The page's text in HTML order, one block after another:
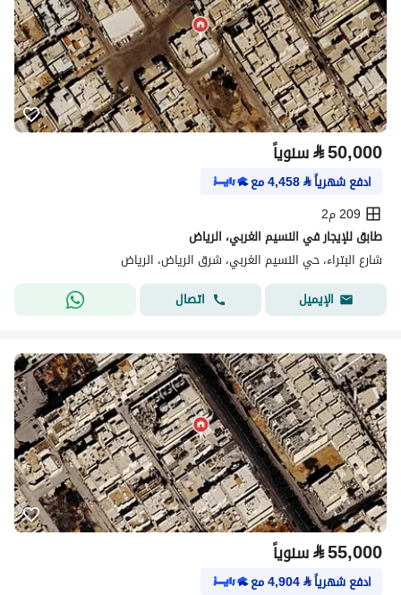
⃁50,000 سنوياً
ادفع شهرياً⃁
4,458مع
209 م2
طابق للإيجار في النسيم الغربي، الرياض
شارع البتراء، حي النسيم الغربي، شرق الرياض، الرياض
الإيميل
اتصال
⃁55,000 سنوياً
ادفع شهرياً⃁
4,904مع